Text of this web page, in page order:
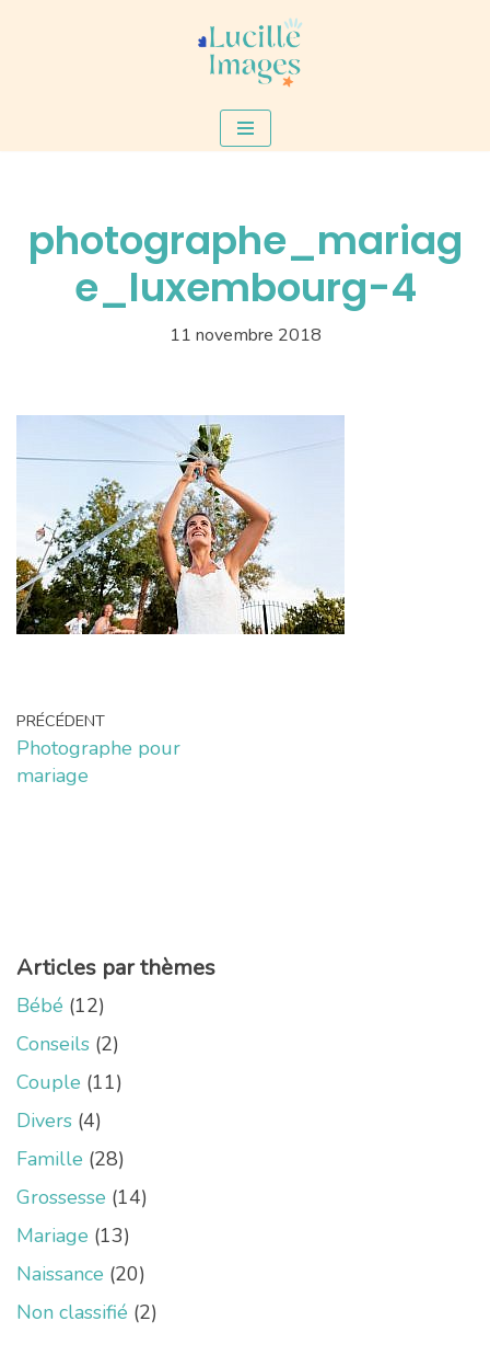
photographe_mariag
e_luxembourg-4
11 novembre 2018
PRÉCÉDENT
Photographe pour
mariage
Articles par thèmes
Bébé (12)
Conseils (2)
Couple (11)
Divers (4)
Famille (28)
Grossesse (14)
Mariage (13)
Naissance (20)
Non classifié (2)